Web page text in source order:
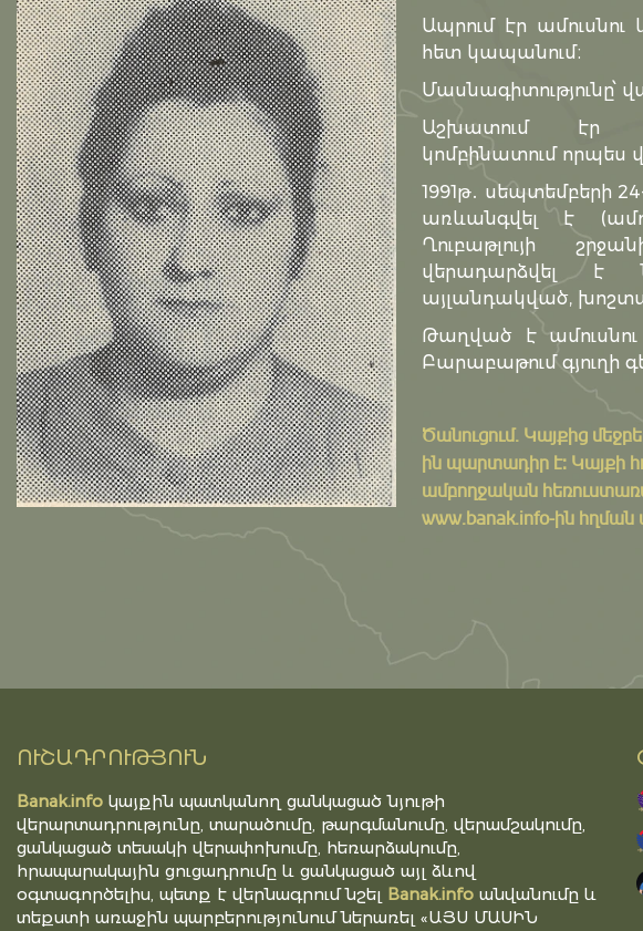
Ապրում էր
հետ կապանում։
Մասնագիտությունը՝
Աշխատում էր
կոմբինատում որպես
1991թ․ սեպտեմբերի
առևանգվել է
Ղուբաթլույի
վերադարձվել է
այլանդակված,
Թաղված է
Բարաբաթում գյուղի
Ծանուցում․ Կայքից
ին պարտադիր է: Կայքի
ամբողջական
www.banak.info-ին հղման
ՈՒՇԱԴՐՈՒԹՅՈՒՆ
Banak.info կայքին պատկանող ցանկացած նյութի
վերարտադրությունը, տարածումը, թարգմանումը, վերամշակումը,
ցանկացած տեսակի վերափոխումը, հեռարձակումը,
հրապարակային ցուցադրումը և ցանկացած այլ ձևով
օգտագործելիս, պետք է վերնագրում նշել Banak.info անվանումը և
տեքստի առաջին պարբերությունում ներառել «ԱՅՍ ՄԱՍԻՆ